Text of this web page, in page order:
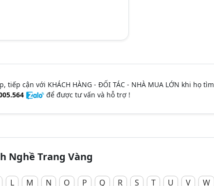
cận với KHÁCH HÀNG - ĐỐI TÁC - NHÀ MUA LỚN khi họ tìm
để được tư vấn và hỗ trợ !
Nghề Trang Vàng
L M N O P Q R S T U V W